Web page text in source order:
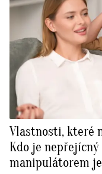
Vlastnosti, které
Kdo je
manipulátorem